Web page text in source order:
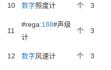
10 数字照度计 个 3
11
#rega:188#声级
计
个 3
12 数字风速计 个 3